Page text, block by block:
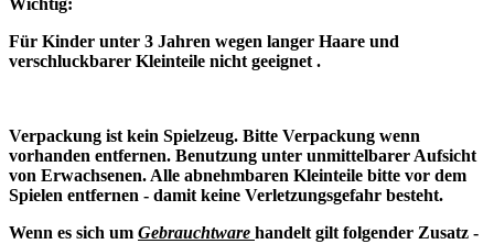
Wichtig:
Für Kinder unter 3 Jahren wegen langer Haare und
verschluckbarer Kleinteile nicht geeignet .
Verpackung ist kein Spielzeug. Bitte Verpackung wenn
vorhanden entfernen. Benutzung unter unmittelbarer Aufsicht
von Erwachsenen. Alle abnehmbaren Kleinteile bitte vor dem
Spielen entfernen - damit keine Verletzungsgefahr besteht.
Wenn es sich um Gebrauchtware handelt gilt folgender Zusatz -